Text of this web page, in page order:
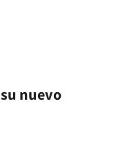
nuevo